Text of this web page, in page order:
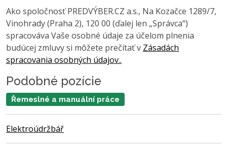
Ako spoločnosť PREDVÝBER.CZ a.s., Na Kozačce 1289/7,
Vinohrady (Praha 2), 120 00 (ďalej len „Správca“)
spracováva Vaše osobné údaje za účelom plnenia
budúcej zmluvy si môžete prečítať v Zásadách
spracovania osobných údajov..
Podobné pozície
Řemeslné a manuální práce
Elektroúdržbář